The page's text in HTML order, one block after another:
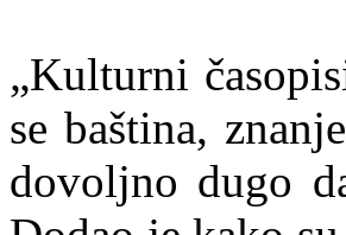
„Kulturni
se baština,
dovoljno dugo